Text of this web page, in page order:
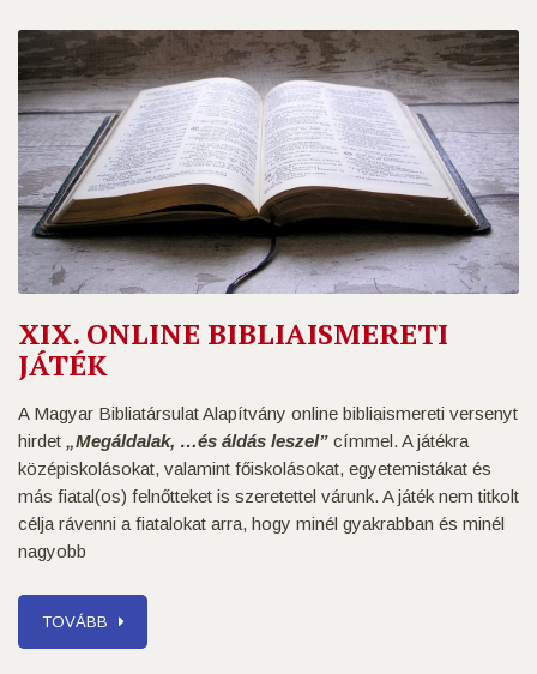
XIX. ONLINE BIBLIAISMERETI
JÁTÉK
A Magyar Bibliatársulat Alapítvány online bibliaismereti versenyt
hirdet „Megáldalak, …és áldás leszel” címmel. A játékra
középiskolásokat, valamint főiskolásokat, egyetemistákat és
más fiatal(os) felnőtteket is szeretettel várunk. A játék nem titkolt
célja rávenni a fiatalokat arra, hogy minél gyakrabban és minél
nagyobb
TOVÁBB